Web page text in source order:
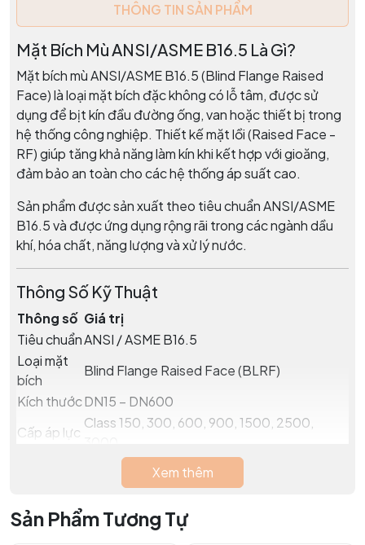
THÔNG TIN SẢN PHẨM
Mặt Bích Mù ANSI/ASME B16.5 Là Gì?
Mặt bích mù ANSI/ASME B16.5 (Blind Flange Raised
Face) là loại mặt bích đặc không có lỗ tâm, được sử
dụng để bịt kín đầu đường ống, van hoặc thiết bị trong
hệ thống công nghiệp. Thiết kế mặt lồi (Raised Face -
RF) giúp tăng khả năng làm kín khi kết hợp với gioăng,
đảm bảo an toàn cho các hệ thống áp suất cao.
Sản phẩm được sản xuất theo tiêu chuẩn ANSI/ASME
B16.5 và được ứng dụng rộng rãi trong các ngành dầu
khí, hóa chất, năng lượng và xử lý nước.
Thông Số Kỹ Thuật
Thông số Giá trị
Tiêu chuẩnANSI / ASME B16.5
Loại mặt
bích
Blind Flange Raised Face (BLRF)
Kích thướcDN15 – DN600
Cấp áp lực
Class 150, 300, 600, 900, 1500, 2500,
A105, SS400, Q235
hợp kim
A350 LF2, A694 F42/F46/F52/F56
Xem thêm
Sản Phẩm Tương Tự